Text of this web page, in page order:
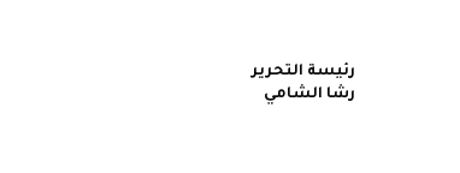
رئيسة التحرير
رشا الشامي